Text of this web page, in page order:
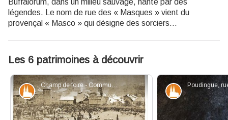
Buffalorum, dans un milieu sauvage, hanté par des
légendes. Le nom de rue des « Masques » vient du
provençal « Masco » qui désigne des sorciers…
Les 6 patrimoines à découvrir
Champ de foire - Communauté de communes GQ
Patrimoine et histoire Patrimoine